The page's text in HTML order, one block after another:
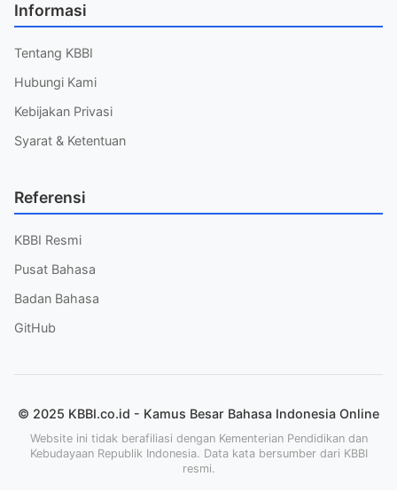
Informasi
Tentang KBBI
Hubungi Kami
Kebijakan Privasi
Syarat & Ketentuan
Referensi
KBBI Resmi
Pusat Bahasa
Badan Bahasa
GitHub
© 2025 KBBI.co.id - Kamus Besar Bahasa Indonesia Online
Website ini tidak berafiliasi dengan Kementerian Pendidikan dan
Kebudayaan Republik Indonesia. Data kata bersumber dari KBBI
resmi.